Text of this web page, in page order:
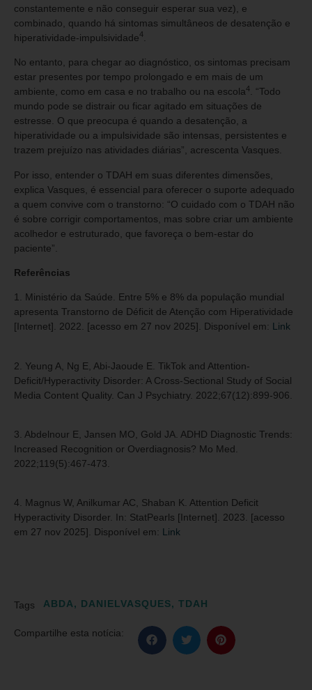
constantemente e não conseguir esperar sua vez), e
combinado, quando há sintomas simultâneos de desatenção e
hiperatividade-impulsividade4
No entanto, para chegar ao diagnóstico, os sintomas precisam
estar presentes por tempo prolongado e em mais de um
ambiente, como em casa e no trabalho ou na escola4
. “Todo
mundo pode se distrair ou ficar agitado em situações de
estresse. O que preocupa é quando a desatenção, a
hiperatividade ou a impulsividade são intensas, persistentes e
trazem prejuízo nas atividades diárias”, acrescenta Vasques.
Por isso, entender o TDAH em suas diferentes dimensões,
explica Vasques, é essencial para oferecer o suporte adequado
a quem convive com o transtorno: “O cuidado com o TDAH não
é sobre corrigir comportamentos, mas sobre criar um ambiente
acolhedor e estruturado, que favoreça o bem-estar do
paciente”.
Referências
1. Ministério da Saúde. Entre 5% e 8% da população mundial
apresenta Transtorno de Déficit de Atenção com Hiperatividade
[Internet]. 2022. [acesso em 27 nov 2025]. Disponível em: Link
2. Yeung A, Ng E, Abi-Jaoude E. TikTok and Attention-
Deficit/Hyperactivity Disorder: A Cross-Sectional Study of Social
Media Content Quality. Can J Psychiatry. 2022;67(12):899-906.
3. Abdelnour E, Jansen MO, Gold JA. ADHD Diagnostic Trends:
Increased Recognition or Overdiagnosis? Mo Med.
2022;119(5):467-473.
4. Magnus W, Anilkumar AC, Shaban K. Attention Deficit
Hyperactivity Disorder. In: StatPearls [Internet]. 2023. [acesso
em 27 nov 2025]. Disponível em: Link
Tags ABDA, DANIELVASQUES, TDAH
Compartilhe esta notícia: